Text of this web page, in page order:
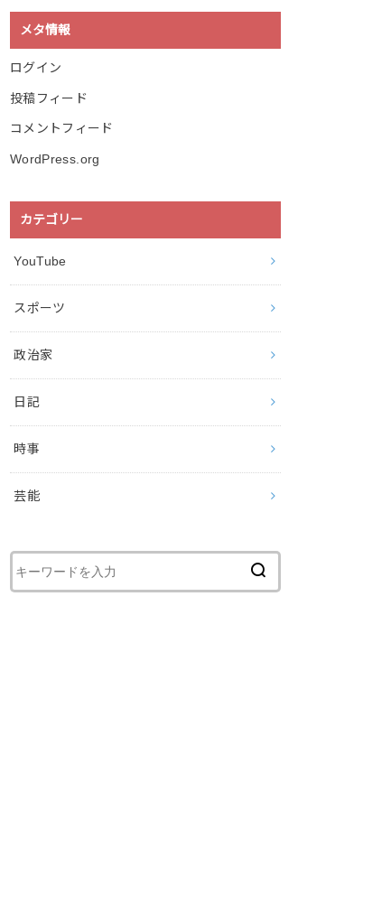
メタ情報
ログイン
投稿フィード
コメントフィード
WordPress.org
カテゴリー
YouTube
スポーツ
政治家
日記
時事
芸能